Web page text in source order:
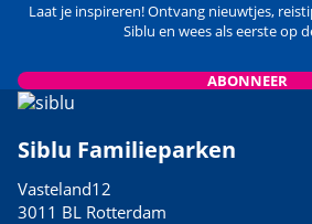
Laat je inspireren! Ontvang nieuwtjes,
Siblu en wees als eerste op
ABONNEER
Siblu Familieparken
Vasteland12
3011 BL Rotterdam